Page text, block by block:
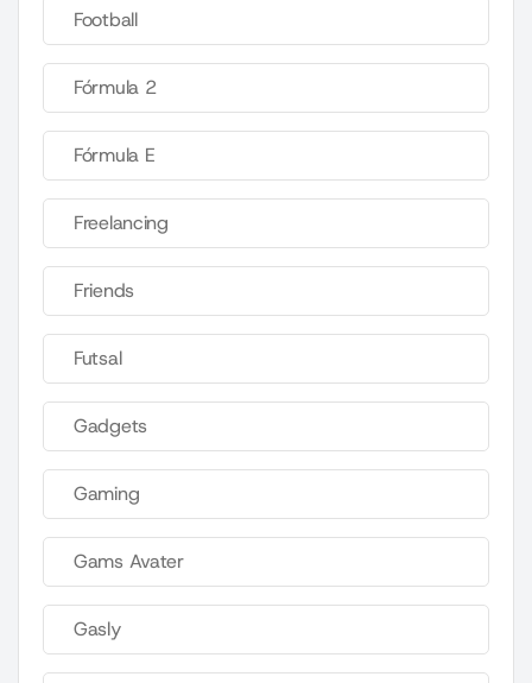
Football
Fórmula 2
Fórmula E
Freelancing
Friends
Futsal
Gadgets
Gaming
Gams Avater
Gasly